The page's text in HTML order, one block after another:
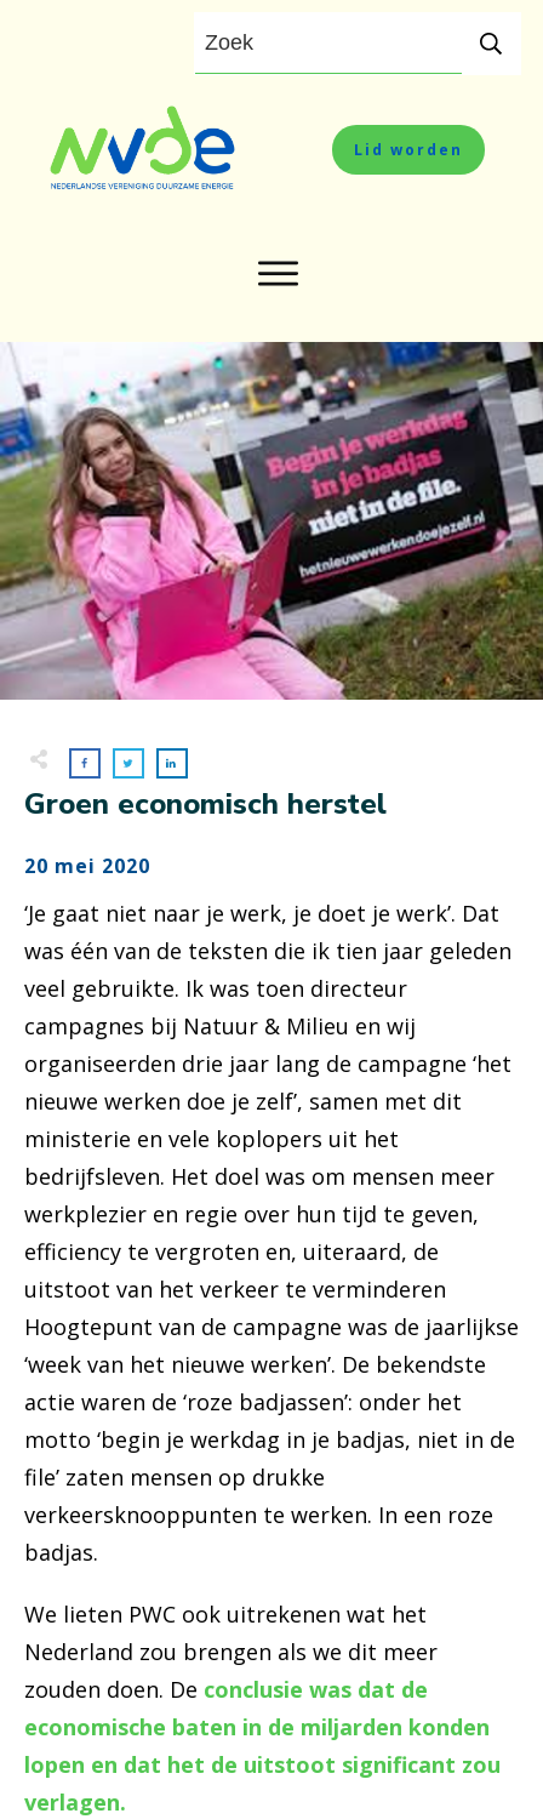
Lid worden
Groen economisch herstel
20 mei 2020
‘Je gaat niet naar je werk, je doet je werk’. Dat
was één van de teksten die ik tien jaar geleden
veel gebruikte. Ik was toen directeur
campagnes bij Natuur & Milieu en wij
organiseerden drie jaar lang de campagne ‘het
nieuwe werken doe je zelf’, samen met dit
ministerie en vele koplopers uit het
bedrijfsleven. Het doel was om mensen meer
werkplezier en regie over hun tijd te geven,
efficiency te vergroten en, uiteraard, de
uitstoot van het verkeer te verminderen
Hoogtepunt van de campagne was de jaarlijkse
‘week van het nieuwe werken’. De bekendste
actie waren de ‘roze badjassen’: onder het
motto ‘begin je werkdag in je badjas, niet in de
file’ zaten mensen op drukke
verkeersknooppunten te werken. In een roze
badjas.
We lieten PWC ook uitrekenen wat het
Nederland zou brengen als we dit meer
zouden doen. De conclusie was dat de
economische baten in de miljarden konden
lopen en dat het de uitstoot significant zou
verlagen.